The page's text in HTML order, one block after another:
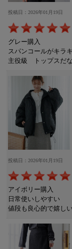
投稿日：2026年01月19日
グレー購入
スパンコールがキラ
主役級 トップスだ
投稿日：2026年01月19日
アイボリー購入
日常使いしやすい
値段も良心的で嬉し